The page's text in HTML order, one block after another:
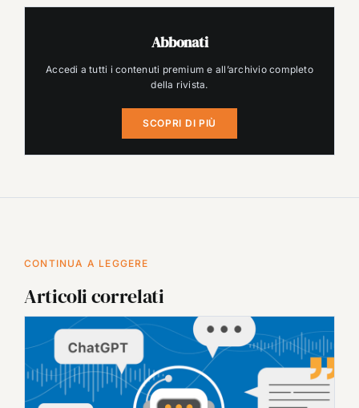
Abbonati
Accedi a tutti i contenuti premium e all’archivio completo
della rivista.
SCOPRI DI PIÙ
CONTINUA A LEGGERE
Articoli correlati